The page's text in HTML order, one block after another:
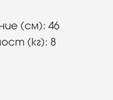
(см): 46
(кг): 8